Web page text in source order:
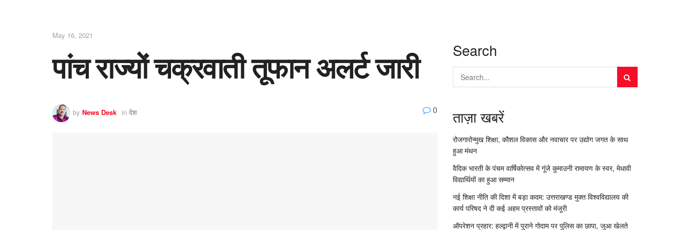
May 16, 2021
पांच राज्यों चक्रवाती तूफान अलर्ट जारी
by News Desk in देश 0
Search
ताज़ा खबरें
रोजगारोन्मुख शिक्षा, कौशल विकास और नवाचार पर उद्योग जगत के साथ
हुआ मंथन
वैदिक भारती के पंचम वार्षिकोत्सव में गूंजे कुमाउनी रामायण के स्वर, मेधावी
विद्यार्थियों का हुआ सम्मान
नई शिक्षा नीति की दिशा में बड़ा कदम: उत्तराखण्ड मुक्त विश्वविद्यालय की
कार्य परिषद ने दी कई अहम प्रस्तावों को मंजूरी
ऑपरेशन प्रहार: हल्द्वानी में पुराने गोदाम पर पुलिस का छापा, जुआ खेलते